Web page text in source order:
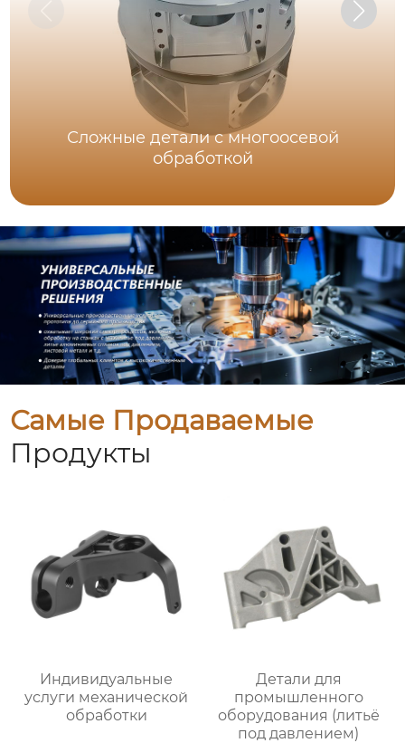
Сложные детали с многоосевой
обработкой
Самые Продаваемые
Продукты
Индивидуальные
услуги механической
обработки
Детали для
промышленного
оборудования (литьё
под давлением)